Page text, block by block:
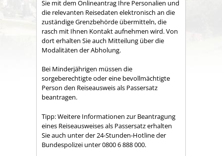
Sie mit dem Onlineantrag Ihre Personalien und
die relevanten Reisedaten elektronisch an die
zuständige Grenzbehörde übermitteln, die
rasch mit Ihnen Kontakt aufnehmen wird. Von
dort erhalten Sie auch Mitteilung über die
Modalitäten der Abholung.
Bei Minderjährigen müssen die
sorgeberechtigte oder eine bevollmächtigte
Person den Reiseausweis als Passersatz
beantragen.
Tipp: Weitere Informationen zur Beantragung
eines Reiseausweises als Passersatz erhalten
Sie auch unter der 24-Stunden-Hotline der
Bundespolizei unter 0800 6 888 000.